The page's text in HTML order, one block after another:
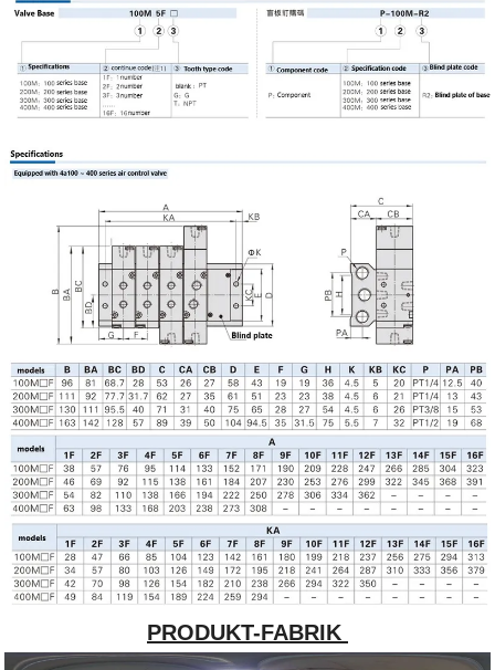
PRODUKT-FABRIK